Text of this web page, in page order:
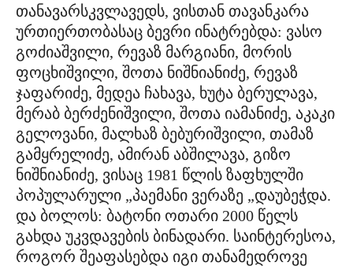
თანავარსკვლავედს, ვისთან თავანკარა
ურთიერთობასაც ბევრი ინატრებდა: ვასო
გოძიაშვილი, რევაზ მარგიანი, მორის
ფოცხიშვილი, შოთა ნიშნიანიძე, რევაზ
ჯაფარიძე, მედეა ჩახავა, ხუტა ბერულავა,
მერაბ ბერძენიშვილი, შოთა იამანიძე, აკაკი
გელოვანი, მალხაზ ბებურიშვილი, თამაზ
გამყრელიძე, ამირან აბშილავა, გიზო
ნიშნიანიძე, ვისაც 1981 წლის ზაფხულში
პოპულარული „პაემანი ვერაზე „დაუბეჭდა.
და ბოლოს: ბატონი ოთარი 2000 წელს
გახდა უკვდავების ბინადარი. საინტერესოა,
როგორ შეაფასებდა იგი თანამედროვე